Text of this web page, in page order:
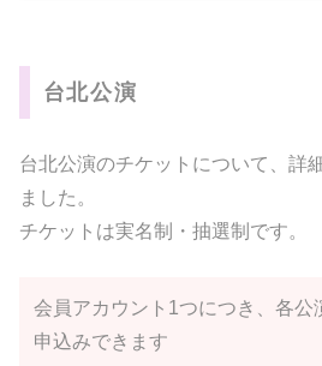
台北公演
台北公演のチケットについて、詳
ました。
チケットは実名制・抽選制です。
会員アカウント1つにつき、各公
申込みできます